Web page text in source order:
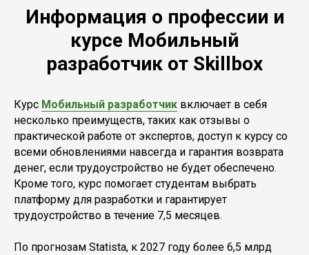
Информация о профессии и
курсе Мобильный
разработчик от Skillbox
Курс Мобильный разработчик включает в себя
несколько преимуществ, таких как отзывы о
практической работе от экспертов, доступ к курсу со
всеми обновлениями навсегда и гарантия возврата
денег, если трудоустройство не будет обеспечено.
Кроме того, курс помогает студентам выбрать
платформу для разработки и гарантирует
трудоустройство в течение 7,5 месяцев.
По прогнозам Statista, к 2027 году более 6,5 млрд